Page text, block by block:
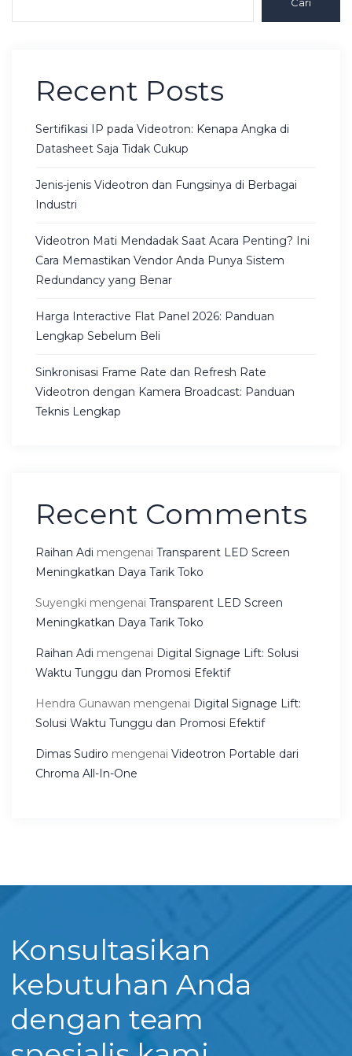
Recent Posts
Sertifikasi IP pada Videotron: Kenapa Angka di
Datasheet Saja Tidak Cukup
Jenis-jenis Videotron dan Fungsinya di Berbagai
Industri
Videotron Mati Mendadak Saat Acara Penting? Ini
Cara Memastikan Vendor Anda Punya Sistem
Redundancy yang Benar
Harga Interactive Flat Panel 2026: Panduan
Lengkap Sebelum Beli
Sinkronisasi Frame Rate dan Refresh Rate
Videotron dengan Kamera Broadcast: Panduan
Teknis Lengkap
Recent Comments
Raihan Adi mengenai Transparent LED Screen
Meningkatkan Daya Tarik Toko
Suyengki mengenai Transparent LED Screen
Meningkatkan Daya Tarik Toko
Raihan Adi mengenai Digital Signage Lift: Solusi
Waktu Tunggu dan Promosi Efektif
Hendra Gunawan mengenai Digital Signage Lift:
Solusi Waktu Tunggu dan Promosi Efektif
Dimas Sudiro mengenai Videotron Portable dari
Chroma All-In-One
Konsultasikan
kebutuhan Anda
dengan team